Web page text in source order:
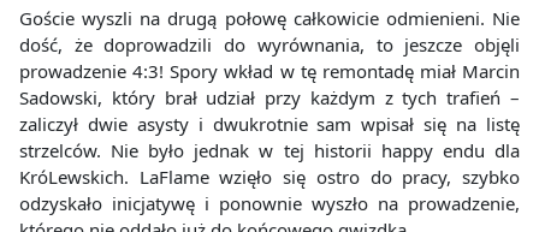
Goście wyszli na drugą połowę całkowicie odmienieni. Nie
dość, że doprowadzili do wyrównania, to jeszcze objęli
prowadzenie 4:3! Spory wkład w tę remontadę miał Marcin
Sadowski, który brał udział przy każdym z tych trafień –
zaliczył dwie asysty i dwukrotnie sam wpisał się na listę
strzelców. Nie było jednak w tej historii happy endu dla
KróLewskich. LaFlame wzięło się ostro do pracy, szybko
odzyskało inicjatywę i ponownie wyszło na prowadzenie,